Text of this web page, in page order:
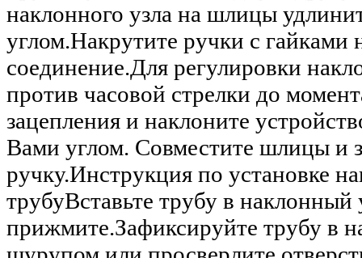
наклонного узла на шлицы
углом.Накрутите ручки с гайками
соединение.Для регулировки
против часовой стрелки до
зацепления и наклоните
Вами углом. Совместите шлицы и
ручку.Инструкция по установке
трубуВставьте трубу в наклонный
прижмите.Зафиксируйте трубу в